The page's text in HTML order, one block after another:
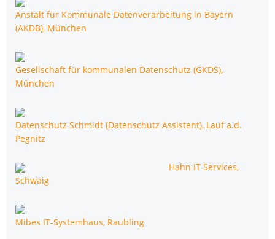
Anstalt für Kom­mu­na­le Daten­ver­ar­bei­tung in Bay­ern
(AKDB), München
Gesell­schaft für kom­mu­na­len Daten­schutz (GKDS),
München
Daten­schutz Schmidt (Daten­schutz Assis­tent), Lauf a.d.
Pegnitz
Hahn IT Ser­vices,
Schwaig
Mibes IT-Sys­tem­haus, Raubling